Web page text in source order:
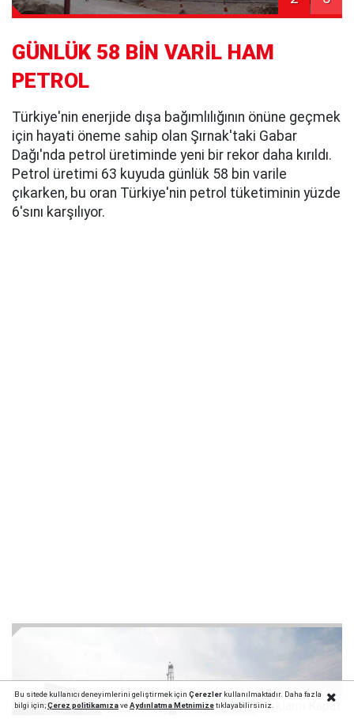
GÜNLÜK 58 BİN VARİL HAM
PETROL
Türkiye'nin enerjide dışa bağımlılığının önüne geçmek
için hayati öneme sahip olan Şırnak'taki Gabar
Dağı'nda petrol üretiminde yeni bir rekor daha kırıldı.
Petrol üretimi 63 kuyuda günlük 58 bin varile
çıkarken, bu oran Türkiye'nin petrol tüketiminin yüzde
6'sını karşılıyor.
Bu sitede kullanıcı deneyimlerini geliştirmek için Çerezlerkullanılmaktadır. Daha fazla
bilgi için;Çerez politikamızaveAydınlatma Metnimizetıklayabilirsiniz.Reklamı Kapat